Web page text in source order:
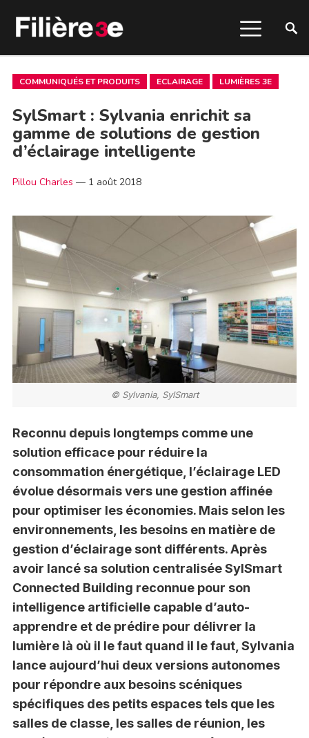
COMMUNIQUÉS ET PRODUITS ECLAIRAGE LUMIÈRES 3E
SylSmart : Sylvania enrichit sa
gamme de solutions de gestion
d’éclairage intelligente
Pillou Charles — 1 août 2018
© Sylvania, SylSmart
Reconnu depuis longtemps comme une
solution efficace pour réduire la
consommation énergétique, l’éclairage LED
évolue désormais vers une gestion affinée
pour optimiser les économies. Mais selon les
environnements, les besoins en matière de
gestion d’éclairage sont différents. Après
avoir lancé sa solution centralisée SylSmart
Connected Building reconnue pour son
intelligence artificielle capable d’auto-
apprendre et de prédire pour délivrer la
lumière là où il le faut quand il le faut, Sylvania
lance aujourd’hui deux versions autonomes
pour répondre aux besoins scéniques
spécifiques des petits espaces tels que les
salles de classe, les salles de réunion, les